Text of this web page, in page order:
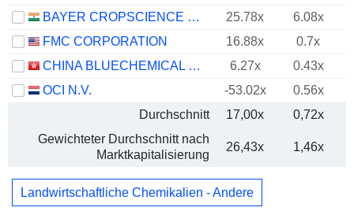
BAYER CROPSCIENCE LIMITED
25.78x
6.08x
FMC CORPORATION
16.88x
0.7x
CHINA BLUECHEMICAL LTD.
6.27x
0.43x
OCI N.V.
-53.02x
0.56x
Durchschnitt
17,00x
0,72x
Gewichteter Durchschnitt nach
Marktkapitalisierung
26,43x 1,46x
Landwirtschaftliche Chemikalien - Andere